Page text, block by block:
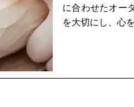
に合わせたオー
を大切にし、心